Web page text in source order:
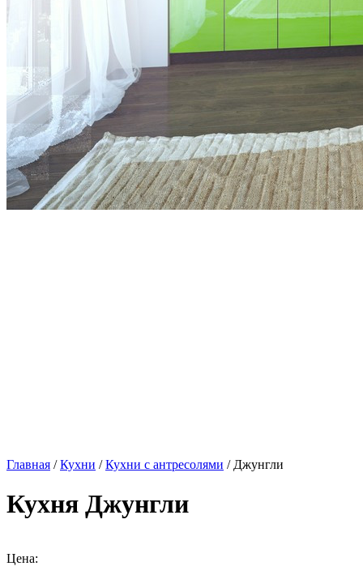
Главная /Кухни /Кухни с антресолями / Джунгли
Кухня Джунгли
Цена: